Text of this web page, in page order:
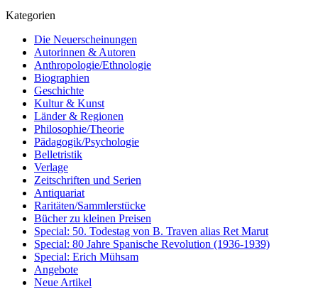
Kategorien
Die Neuerscheinungen
Autorinnen & Autoren
Anthropologie/Ethnologie
Biographien
Geschichte
Kultur & Kunst
Länder & Regionen
Philosophie/Theorie
Pädagogik/Psychologie
Belletristik
Verlage
Zeitschriften und Serien
Antiquariat
Raritäten/Sammlerstücke
Bücher zu kleinen Preisen
Special: 50. Todestag von B. Traven alias Ret Marut
Special: 80 Jahre Spanische Revolution (1936-1939)
Special: Erich Mühsam
Angebote
Neue Artikel